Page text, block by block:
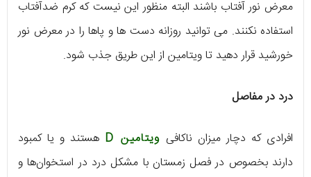
معرض نور آفتاب باشند البته منظور این نیست که کرم ضدآفتاب
استفاده نکنند. می‌ توانید روزانه دست ها و پاها را در معرض نور
خورشید قرار دهید تا ویتامین از این طریق جذب شود.
درد در مفاصل
افرادی که دچار میزان ناکافی ویتامین D
هستند و یا کمبود
دارند بخصوص در فصل زمستان با مشکل درد در استخوان‌ها و